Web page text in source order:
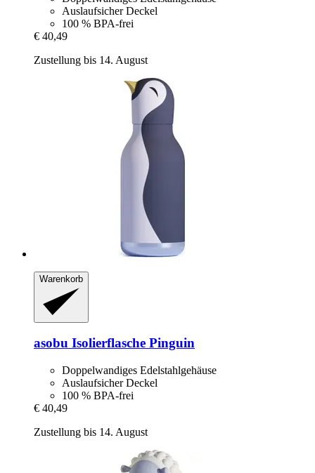
Auslaufsicher Deckel
100 % BPA-frei
€ 40,49
Zustellung bis 14. August
Warenkorb
asobu Isolierflasche Pinguin
Doppelwandiges Edelstahlgehäuse
Auslaufsicher Deckel
100 % BPA-frei
€ 40,49
Zustellung bis 14. August